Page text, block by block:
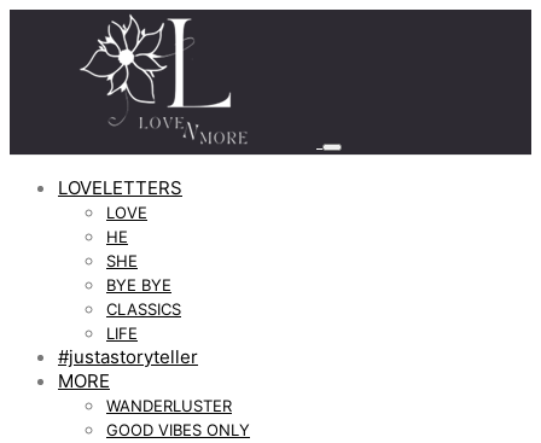
LOVELETTERS
LOVE
HE
SHE
BYE BYE
CLASSICS
LIFE
#justastoryteller
MORE
WANDERLUSTER
GOOD VIBES ONLY